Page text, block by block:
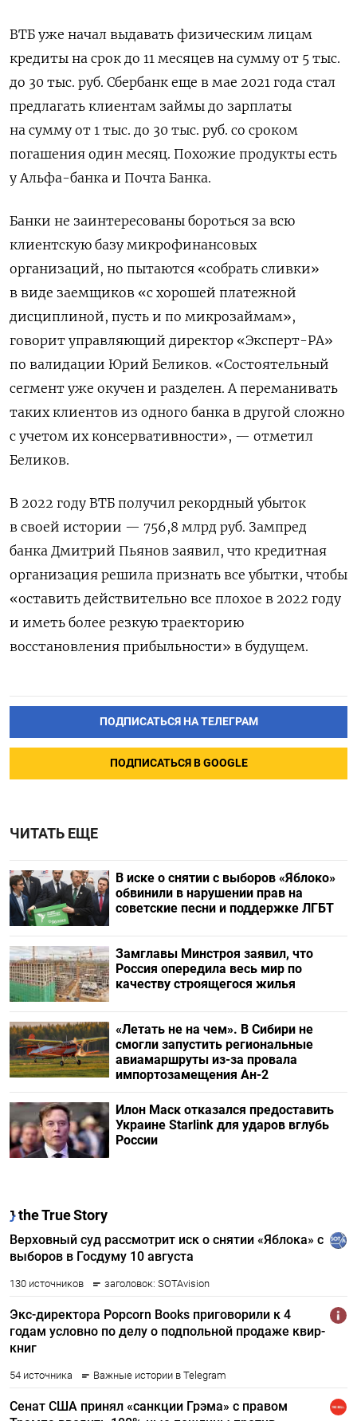
ВТБ уже начал выдавать физическим лицам
кредиты на срок до 11 месяцев на сумму от 5 тыс.
до 30 тыс. руб. Сбербанк еще в мае 2021 года стал
предлагать клиентам займы до зарплаты
на сумму от 1 тыс. до 30 тыс. руб. со сроком
погашения один месяц. Похожие продукты есть
у Альфа-банка и Почта Банка.
Банки не заинтересованы бороться за всю
клиентскую базу микрофинансовых
организаций, но пытаются «собрать сливки»
в виде заемщиков «с хорошей платежной
дисциплиной, пусть и по микрозаймам»,
говорит управляющий директор «Эксперт-РА»
по валидации Юрий Беликов. «Состоятельный
сегмент уже окучен и разделен. А переманивать
таких клиентов из одного банка в другой сложно
с учетом их консервативности», — отметил
Беликов.
В 2022 году ВТБ получил рекордный убыток
в своей истории — 756,8 млрд руб. Зампред
банка Дмитрий Пьянов заявил, что кредитная
организация решила признать все убытки, чтобы
«оставить действительно все плохое в 2022 году
и иметь более резкую траекторию
восстановления прибыльности» в будущем.
ПОДПИСАТЬСЯ НА ТЕЛЕГРАМ
ПОДПИСАТЬСЯ В GOOGLE
ЧИТАТЬ ЕЩЕ
В иске о снятии с выборов «Яблоко»
обвинили в нарушении прав на
советские песни и поддержке ЛГБТ
Замглавы Минстроя заявил, что
Россия опередила весь мир по
качеству строящегося жилья
«Летать не на чем». В Сибири не
смогли запустить региональные
авиамаршруты из-за провала
импортозамещения Ан-2
Илон Маск отказался предоставить
Украине Starlink для ударов вглубь
России